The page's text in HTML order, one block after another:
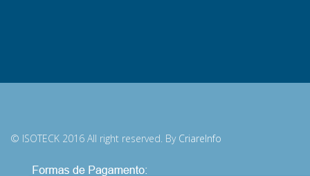
© ISOTECK 2016 All right reserved. By CriareInfo